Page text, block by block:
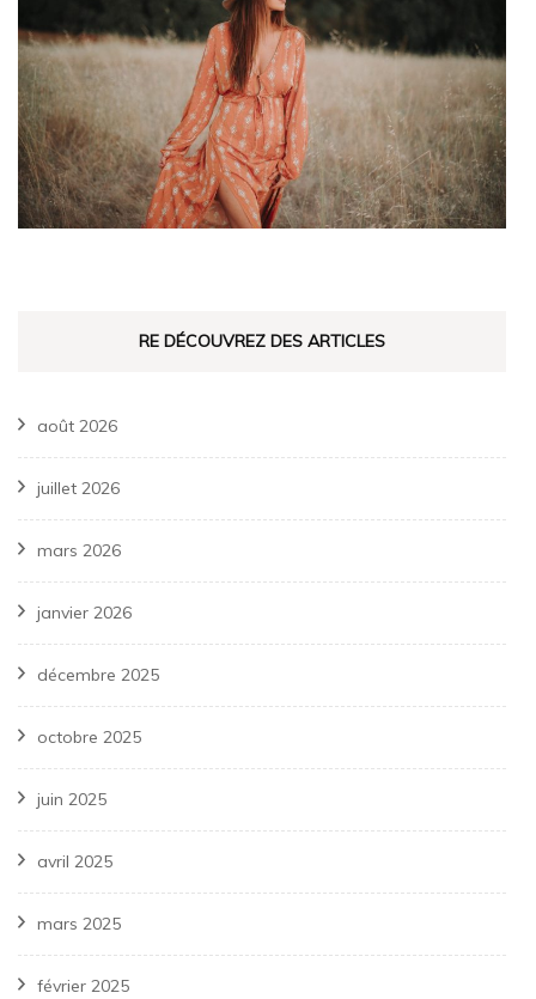
RE DÉCOUVREZ DES ARTICLES
août 2026
juillet 2026
mars 2026
janvier 2026
décembre 2025
octobre 2025
juin 2025
avril 2025
mars 2025
février 2025